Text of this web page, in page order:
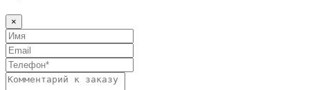
×